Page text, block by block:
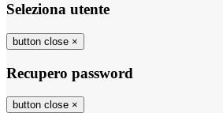
Seleziona utente
button close ×
Recupero password
button close ×